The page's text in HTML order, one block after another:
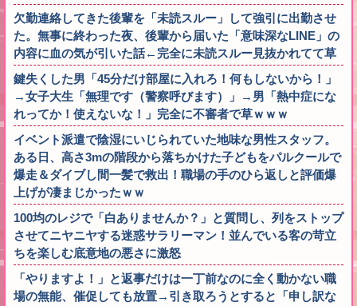
欠勤連絡してきた後輩を「未読スルー」して強引に出勤させ
た。無事に終わった夜、後輩から届いた「意味深なLINE」の
内容に血の気が引いた話←完全に未読スルー見抜かれてて草
鍵失くした男「45分だけ部屋に入れろ！何もしないから！」
→女子大生「無理です（警察呼びます）」→男「熱中症にな
れってか！使えないな！」完全に不審者で草ｗｗｗ
イベント派遣で陰湿にいじられていた地味な男性スタッフ。
ある日、高さ3mの階段から落ちかけた子どもをパルクールで
爆走＆ダイブし間一髪で救出！職場の手のひら返しと評価爆
上げが凄まじかったｗｗ
100均のレジで「白ありませんか？」と質問し、列をストップ
させてニヤニヤする迷惑サラリーマン！並んでいる客の苛立
ちを楽しむ底意地の悪さに激怒
「やりますよ！」と返事だけは一丁前なのに全く動かない職
場の無能、催促しても放置→引き取ろうとすると「申し訳な